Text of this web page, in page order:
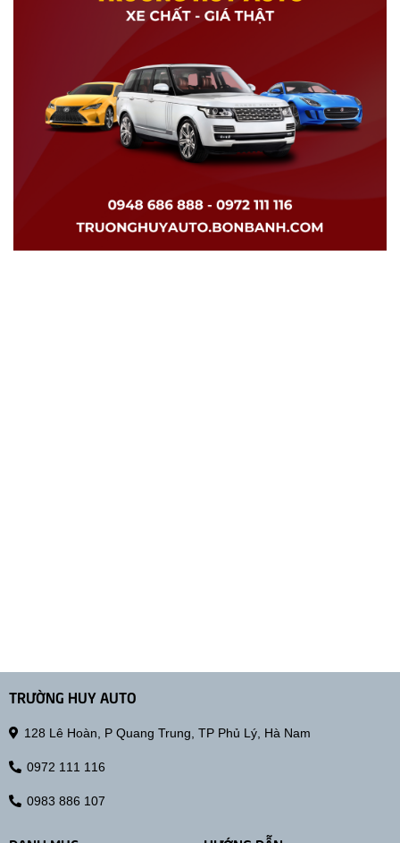
TRƯỜNG HUY AUTO
128 Lê Hoàn, P Quang Trung, TP Phủ Lý, Hà Nam
0972 111 116
0983 886 107